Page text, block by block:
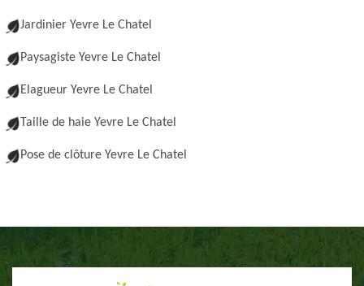
Jardinier Yevre Le Chatel
Paysagiste Yevre Le Chatel
Elagueur Yevre Le Chatel
Taille de haie Yevre Le Chatel
Pose de clôture Yevre Le Chatel